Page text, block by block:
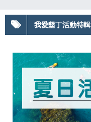
我愛墾丁活動特輯